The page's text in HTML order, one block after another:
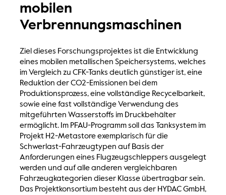
mobilen
Verbrennungsmaschinen
Ziel dieses Forschungsprojektes ist die Entwicklung
eines mobilen metallischen Speichersystems, welches
im Vergleich zu CFK-Tanks deutlich günstiger ist, eine
Reduktion der CO2-Emissionen bei dem
Produktionsprozess, eine vollständige Recycelbarkeit,
sowie eine fast vollständige Verwendung des
mitgeführten Wasserstoffs im Druckbehälter
ermöglicht. Im PFAU-Programm soll das Tanksystem im
Projekt H2-Metastore exemplarisch für die
Schwerlast-Fahrzeugtypen auf Basis der
Anforderungen eines Flugzeugschleppers ausgelegt
werden und auf alle anderen vergleichbaren
Fahrzeugkategorien dieser Klasse übertragbar sein.
Das Projektkonsortium besteht aus der HYDAC GmbH,